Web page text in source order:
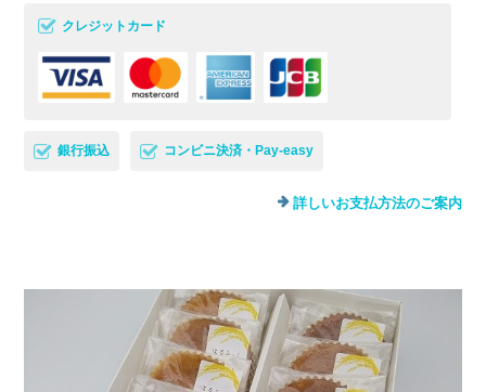
クレジットカード
銀行振込 コンビニ決済・Pay-easy
詳しいお支払方法のご案内